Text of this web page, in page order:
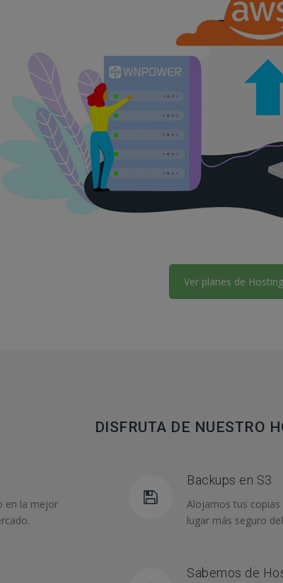
Ver planes de
DISFRUTA DE NUESTRO
en la mejor
Backups en S3
Alojamos tus copias
lugar más seguro
Sabemos de